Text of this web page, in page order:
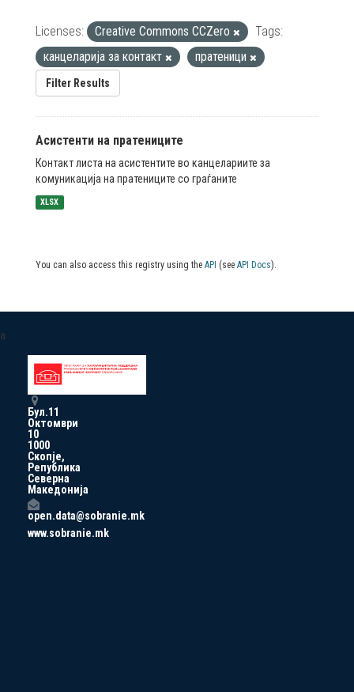
Licenses: Creative Commons CCZero
Tags:
канцеларија за контакт
пратеници
Filter Results
Асистенти на пратениците
Контакт листа на асистентите во канцелариите за
комуникација на пратениците со граѓаните
XLSX
You can also access this registry using the API (see API Docs).
a
Бул.11
Октомври
10
1000
Скопје,
Република
Северна
Македонија
open.data@sobranie.mk
www.sobranie.mk